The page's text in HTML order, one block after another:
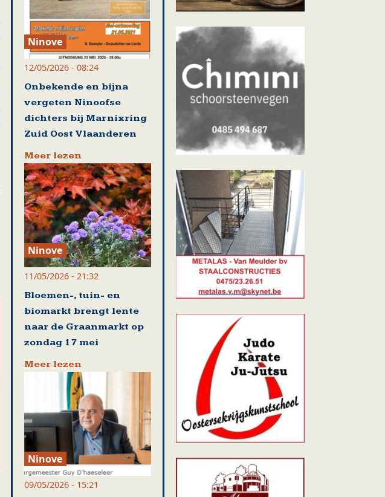
Ninove
12/05/2026 - 08:24
Onbekende en bijna
vergeten Ninoofse
dichters bij Marnixring
Zuid Oost Vlaanderen
Meer lezen
Ninove
11/05/2026 - 21:32
Bloemen-, tuin- en
biomarkt brengt lente
naar de Graanmarkt op
zondag 17 mei
Meer lezen
Ninove
09/05/2026 - 15:21